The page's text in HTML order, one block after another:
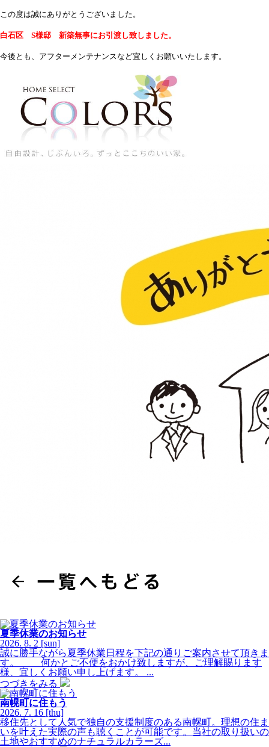
この度は誠にありがとうございました。
白石区 S様邸 新築無事にお引渡し致しました。
今後とも、アフターメンテナンスなど宜しくお願いいたします。
夏季休業のお知らせ
2026. 8. 2 [sun]
誠に勝手ながら夏季休業日程を下記の通りご案内させて頂きま
す。 何かとご不便をおかけ致しますが、ご理解賜ります
様、宜しくお願い申し上げます。 ...
つづきをみる
南幌町に住もう
2026. 7. 16 [thu]
移住先として人気で独自の支援制度のある南幌町。理想の住ま
いを叶えた実際の声も聴くことが可能です。当社の取り扱いの
土地やおすすめのナチュラルカラーズ...